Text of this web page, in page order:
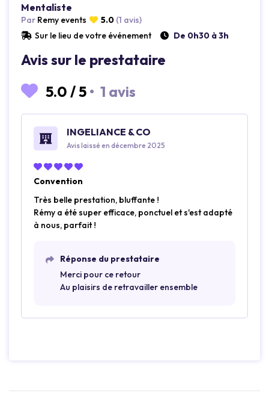
Mentaliste
Par Remy events 5.0 (1 avis)
Sur le lieu de votre événement
De 0h30 à 3h
Avis sur le prestataire
5.0 /5 • 1 avis
INGELIANCE & CO
Avis laissé en décembre 2025
Convention
Très belle prestation, bluffante !
Rémy a été super efficace, ponctuel et s'est adapté
à nous, parfait !
Réponse du prestataire
Merci pour ce retour
Au plaisirs de retravailler ensemble